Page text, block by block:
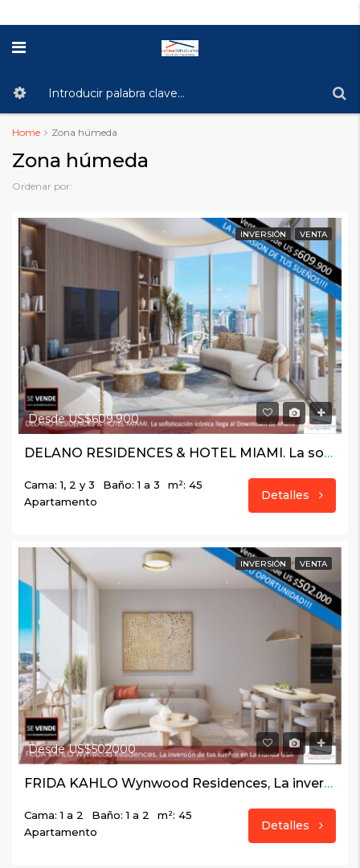
Home Zona húmeda
Zona húmeda
Ordenar por:
INVERSIÓN VENTA
Desde US$609.900
DELANO RESIDENCES & HOTEL MIAMI. La sofisticación icónica llega al Downtown de Miami
Cama: 1, 2 y 3 Baño: 1 a 3
m²: 45
Apartamento
Detalles
INVERSIÓN VENTA
Desde US$502000
FRIDA KAHLO Wynwood Residences, La inversión de tus sueños en La Florida USA
Cama: 1 a 2 Baño: 1 a 2
m²: 45
Apartamento
Detalles